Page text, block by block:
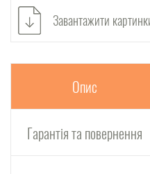
Завантажити
Опис
Гарантія та повернення